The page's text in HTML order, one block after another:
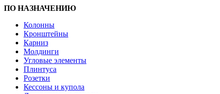
ПО НАЗНАЧЕНИЮ
Колонны
Кронштейны
Карниз
Молдинги
Угловые элементы
Плинтуса
Розетки
Кессоны и купола